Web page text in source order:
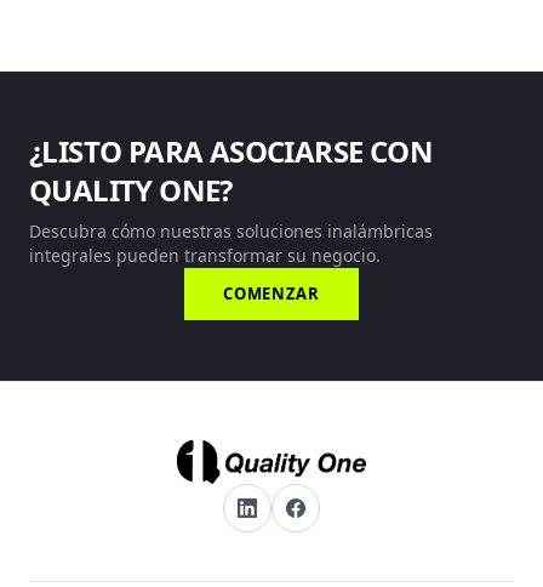
¿LISTO PARA ASOCIARSE CON
QUALITY ONE?
Descubra cómo nuestras soluciones inalámbricas
integrales pueden transformar su negocio.
COMENZAR